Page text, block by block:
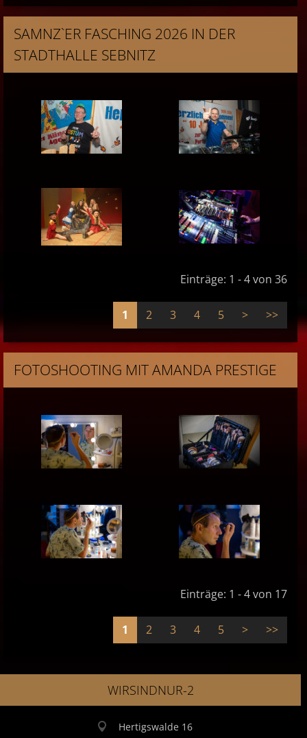
SAMNZ`ER FASCHING 2026 IN DER
STADTHALLE SEBNITZ
Einträge: 1 - 4 von 36
1 2 3 4 5 > >>
FOTOSHOOTING MIT AMANDA PRESTIGE
Einträge: 1 - 4 von 17
1 2 3 4 5 > >>
WIRSINDNUR-2
Hertigswalde 16